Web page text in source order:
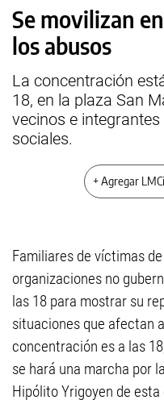
Se movilizan
los abusos
La concentración
18, en la plaza San
vecinos e
sociales.
+ Agregar
Familiares de víctimas
organizaciones no
las 18 para mostrar su
situaciones que afectan
concentración es a las
se hará una marcha por
Hipólito Yrigoyen de esta